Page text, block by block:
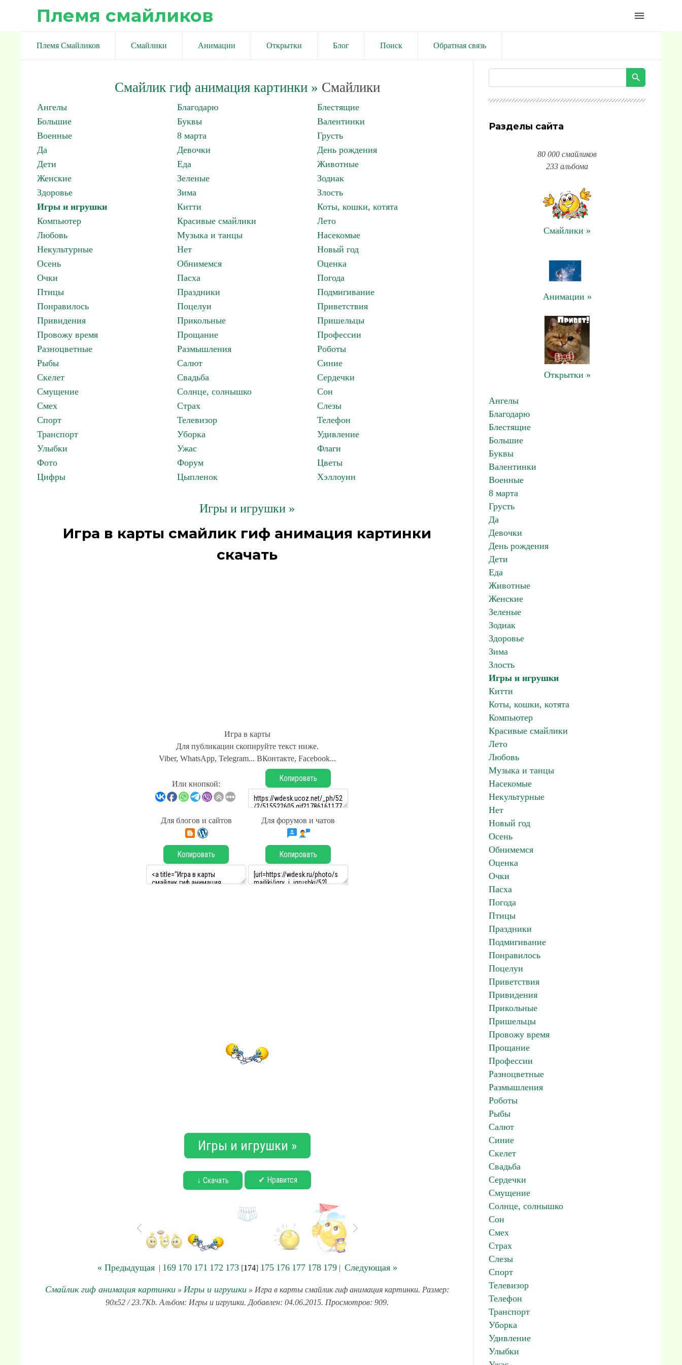
Племя смайликов menu
Племя Смайликов Смайлики Анимации Открытки Блог Поиск Обратная связь
Смайлик гиф анимация картинки» Смайлики
Ангелы Благодарю
Блестящие
Большие
Буквы
Валентинки
Военные
8 марта
Грусть
Да
Девочки
День рождения
Дети
Еда
Животные
Женские
Зеленые
Зодиак
Здоровье
Зима
Злость
Игры и игрушки
Китти
Коты, кошки, котята
Компьютер
Красивые смайлики
Лето
Любовь
Музыка и танцы
Насекомые
Некультурные
Нет
Новый год
Осень
Обнимемся
Оценка
Очки
Пасха
Погода
Птицы
Праздники
Подмигивание
Понравилось
Поцелуи
Приветствия
Привидения
Прикольные
Пришельцы
Провожу время
Прощание
Профессии
Разноцветные
Размышления
Роботы
Рыбы
Салют
Синие
Скелет
Свадьба
Сердечки
Смущение
Солнце, солнышко
Сон
Смех
Страх
Слезы
Спорт
Телевизор
Телефон
Транспорт
Уборка
Удивление
Улыбки
Ужас
Флаги
Фото
Форум
Цветы
Цифры
Цыпленок Хэллоуин
Игры и игрушки »
Игра в карты смайлик гиф анимация картинки
скачать
Игра в карты
Для публикации скопируйте текст ниже.
Viber, WhatsApp, Telegram... ВКонтакте, Facebook...
Или кнопкой:
Копировать
Для блогов и сайтов Для форумов и чатов
Копировать Копировать
Игры и игрушки »
↓ Скачать ✔ Нравится
« Предыдущая| 169 170 171 172 173[174] 175 176 177 178 179| Следующая »
Смайлик гиф анимация картинки » Игры и игрушки » Игра в карты смайлик гиф анимация картинки. Размер:
90x52 / 23.7Kb. Альбом: Игры и игрушки. Добавлен: 04.06.2015. Просмотров: 909.
Разделы сайта
80 000 смайликов
233 альбома
Смайлики »
Анимации »
Открытки »
Ангелы
Благодарю
Блестящие
Большие
Буквы
Валентинки
Военные
8 марта
Грусть
Да
Девочки
День рождения
Дети
Еда
Животные
Женские
Зеленые
Зодиак
Здоровье
Зима
Злость
Игры и игрушки
Китти
Коты, кошки, котята
Компьютер
Красивые смайлики
Лето
Любовь
Музыка и танцы
Насекомые
Некультурные
Нет
Новый год
Осень
Обнимемся
Оценка
Очки
Пасха
Погода
Птицы
Праздники
Подмигивание
Понравилось
Поцелуи
Приветствия
Привидения
Прикольные
Пришельцы
Провожу время
Прощание
Профессии
Разноцветные
Размышления
Роботы
Рыбы
Салют
Синие
Скелет
Свадьба
Сердечки
Смущение
Солнце, солнышко
Сон
Смех
Страх
Слезы
Спорт
Телевизор
Телефон
Транспорт
Уборка
Удивление
Улыбки